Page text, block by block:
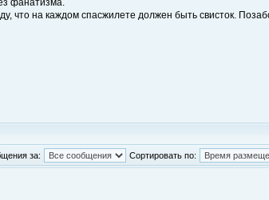
фанатизма.
что на каждом спасжилете должен быть свисток.
за: Сортировать по: